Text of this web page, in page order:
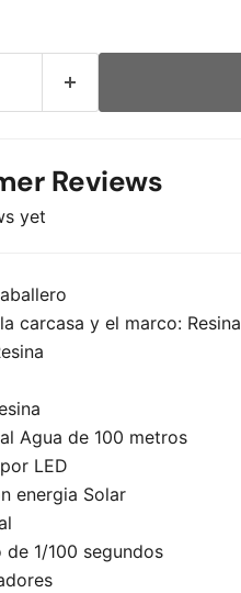
Reviews
yet
carcasa y el marco: Resina
Agua de 100 metros
LED
energia Solar
1/100 segundos